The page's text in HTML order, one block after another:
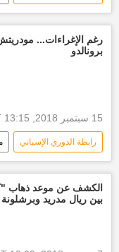
الأخبار الدوري
أخبار نادي ريال مدريد
رغم الإغراءات...
برونالدو
15 سبتمبر 2018, 13:15 GMT
رابطة الدوري الإسباني
الأخبار لوكا
مودريتش أخبار
أخبار إسبانيا
الكشف عن موعد ذهاب
بين ريال مدريد وبرشلونة